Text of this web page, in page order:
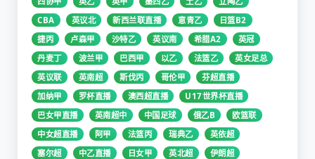
CBA
英议北 新西兰联直播 意青乙
日篮B2
捷丙
卢森甲 沙特乙 英议南 希腊A2
英冠
丹麦丁
波兰甲 巴西甲 以乙 法篮乙
英女足总
英议联
英南超 斯伐丙 哥伦甲
芬超直播
加纳甲
罗杯直播 澳西超直播
U17世界杯直播
巴女甲直播
英南超中 中国足球 俄乙B
欧篮联
中女超直播
阿甲 法篮丙 瑞典乙
英依超
塞尔超
中乙直播 日女甲 英北超
伊朗超